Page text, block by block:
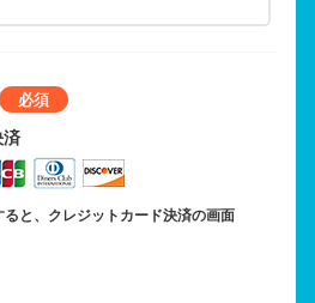
と、クレジットカード決済の画面